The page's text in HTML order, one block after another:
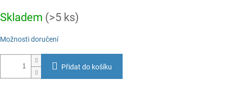
cena:
Skladem (>5 ks)
Možnosti doručení
Přidat do košíku